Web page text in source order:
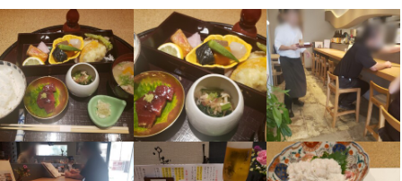
応募者全員と面接
即日勤務OK
仕事内容
簡単な盛り付け　仕込み
ホールサービス
接客　洗い場　ドリンク作成　清掃業務
ホールサービス
接客　洗い場　ドリンク作成　清掃業務
この仕事のおすすめポイント
成果に応じた昇給あり。
飲食店でのスキルアップ。
経営としての考え方などをを学べる。